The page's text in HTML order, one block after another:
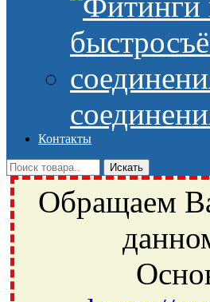
Контакты
Обращаем